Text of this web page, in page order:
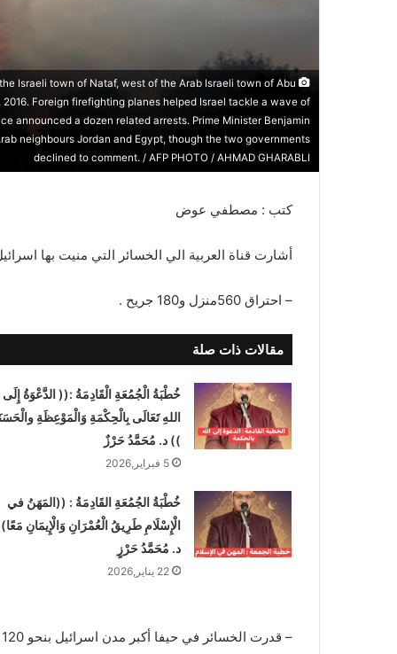
Israeli town of Nataf, west of the Arab Israeli town of Abu
Foreign firefighting planes helped Israel tackle a wave of
announced a dozen related arrests. Prime Minister Benjamin
neighbours Jordan and Egypt, though the two governments
declined to comment. / AFP PHOTO / AHMAD GHARABLI
كتب : مصطفي عوض
أشارت قناة العربية الي الخسائر التي منيت بها
– احتراق 560منزل و180 جريح .
مقالات ذات صلة
خُطْبَةُ الْجُمُعَةِ الْقَادِمَةُ :(( الدَّعْوَةُ إِلَى
اللهِ تَعَالَى بِالْحِكْمَةِ وَالْمَوْعِظَةِ
)) د. مُحَمَّدُ حَرْزٌ
5 فبراير,2026
خُطْبَةُ الجُمُعَةِ القَادِمَةُ : ((المَهَنُ في
الْإِسْلَامِ طَرِيقُ الْعُمْرَانِ وَالْإِيمَانِ
د. مُحَمَّدُ حَرْزٍ
22 يناير,2026
– قدرت الخسائر في حيفا أكبر مدن اسرائيل بنحو 120 مليون دولار .